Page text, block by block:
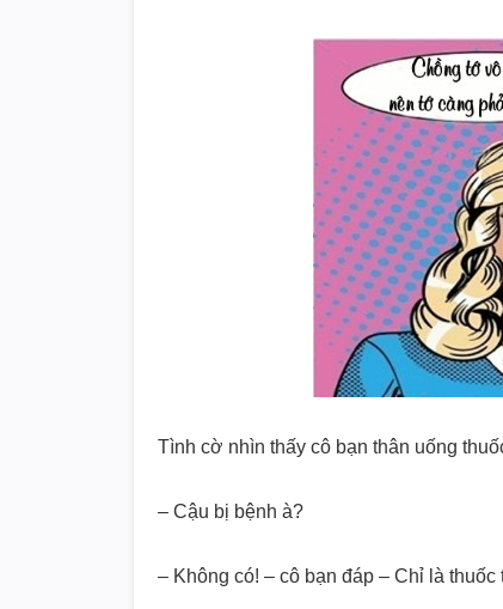
Tình cờ nhìn thấy cô bạn thân uống
– Cậu bị bệnh à?
– Không có! – cô bạn đáp – Chỉ là